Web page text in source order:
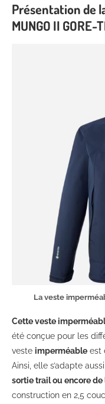
Présentation de
MUNGO II GORE-
La veste
Cette veste
été conçue pour les
veste imperméable est
Ainsi, elle s’adapte
sortie trail ou encore de
construction en 2,5